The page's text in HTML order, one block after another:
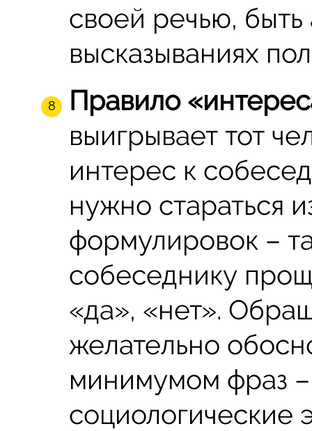
своей речью, быть
высказываниях
Правило
выигрывает тот
интерес к
нужно стараться
формулировок –
собеседнику
«да», «нет».
желательно
минимумом фраз
социологические